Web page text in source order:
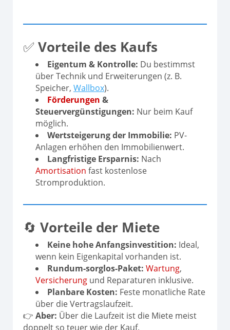
✅ Vorteile des Kaufs
Eigentum & Kontrolle: Du bestimmst
über Technik und Erweiterungen (z. B.
Speicher, Wallbox).
Förderungen &
Steuervergünstigungen: Nur beim Kauf
möglich.
Wertsteigerung der Immobilie: PV-
Anlagen erhöhen den Immobilienwert.
Langfristige Ersparnis: Nach
Amortisation fast kostenlose
Stromproduktion.
🔄 Vorteile der Miete
Keine hohe Anfangsinvestition: Ideal,
wenn kein Eigenkapital vorhanden ist.
Rundum-sorglos-Paket: Wartung,
Versicherung und Reparaturen inklusive.
Planbare Kosten: Feste monatliche Rate
über die Vertragslaufzeit.
👉 Aber: Über die Laufzeit ist die Miete meist
doppelt so teuer wie der Kauf.